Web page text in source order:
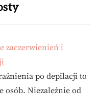
zaczerwienień i
po depilacji to
osób. Niezależnie od